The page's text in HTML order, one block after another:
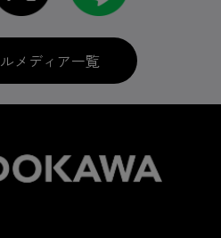
メディア一覧